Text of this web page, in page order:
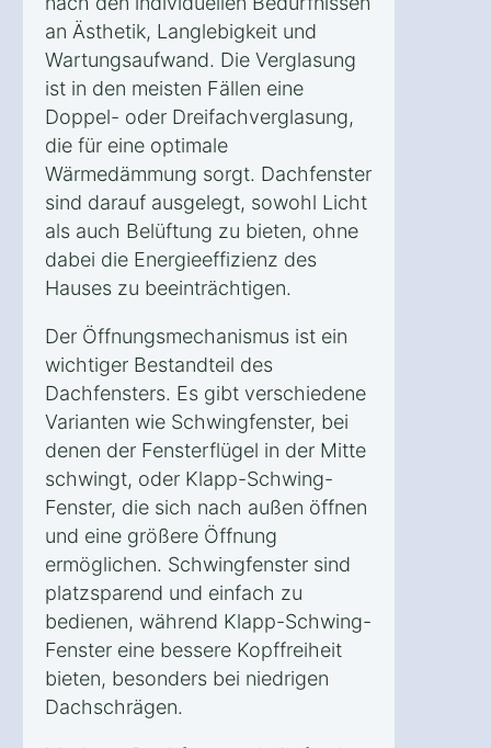
an Ästhetik, Langlebigkeit und
Wartungsaufwand. Die Verglasung
ist in den meisten Fällen eine
Doppel- oder Dreifachverglasung,
die für eine optimale
Wärmedämmung sorgt. Dachfenster
sind darauf ausgelegt, sowohl Licht
als auch Belüftung zu bieten, ohne
dabei die Energieeffizienz des
Hauses zu beeinträchtigen.
Der Öffnungsmechanismus ist ein
wichtiger Bestandteil des
Dachfensters. Es gibt verschiedene
Varianten wie Schwingfenster, bei
denen der Fensterflügel in der Mitte
schwingt, oder Klapp-Schwing-
Fenster, die sich nach außen öffnen
und eine größere Öffnung
ermöglichen. Schwingfenster sind
platzsparend und einfach zu
bedienen, während Klapp-Schwing-
Fenster eine bessere Kopffreiheit
bieten, besonders bei niedrigen
Dachschrägen.